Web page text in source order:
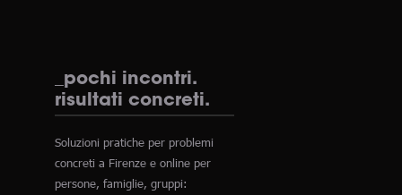
_pochi incontri.
risultati concreti.
Soluzioni pratiche per problemi
concreti a Firenze e online per
persone, famiglie, gruppi: